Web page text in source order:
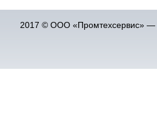
2017 © ООО «Промтехсервис» —